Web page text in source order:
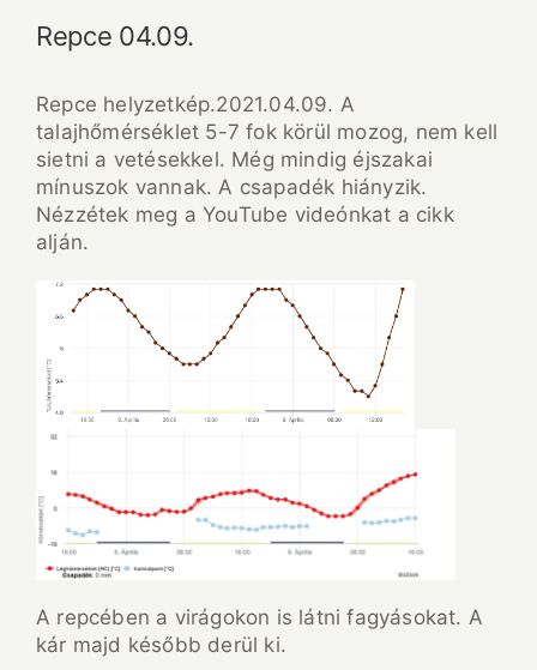
Repce 04.09.
Repce helyzetkép.2021.04.09. A
talajhőmérséklet 5-7 fok körül mozog, nem kell
sietni a vetésekkel. Még mindig éjszakai
mínuszok vannak. A csapadék hiányzik.
Nézzétek meg a YouTube videónkat a cikk
alján.
A repcében a virágokon is látni fagyásokat. A
kár majd később derül ki.